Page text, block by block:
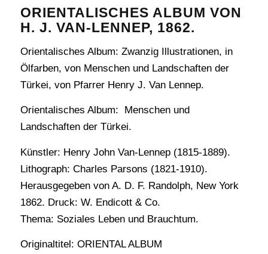
ORIENTALISCHES ALBUM VON
H. J. VAN-LENNEP, 1862.
Orientalisches Album: Zwanzig Illustrationen, in
Ölfarben, von Menschen und Landschaften der
Türkei, von Pfarrer Henry J. Van Lennep.
Orientalisches Album: Menschen und
Landschaften der Türkei.
Künstler: Henry John Van-Lennep (1815-1889).
Lithograph: Charles Parsons (1821-1910).
Herausgegeben von A. D. F. Randolph, New York
1862. Druck: W. Endicott & Co.
Thema: Soziales Leben und Brauchtum.
Originaltitel: ORIENTAL ALBUM